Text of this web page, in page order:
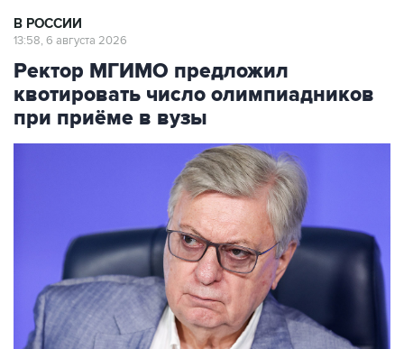
В РОССИИ
13:58, 6 августа 2026
Ректор МГИМО предложил
квотировать число олимпиадников
при приёме в вузы